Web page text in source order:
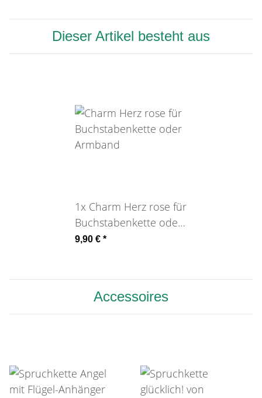
Dieser Artikel besteht aus
1x Charm Herz rose für
Buchstabenkette oder
Armband
9,90 € *
Accessoires